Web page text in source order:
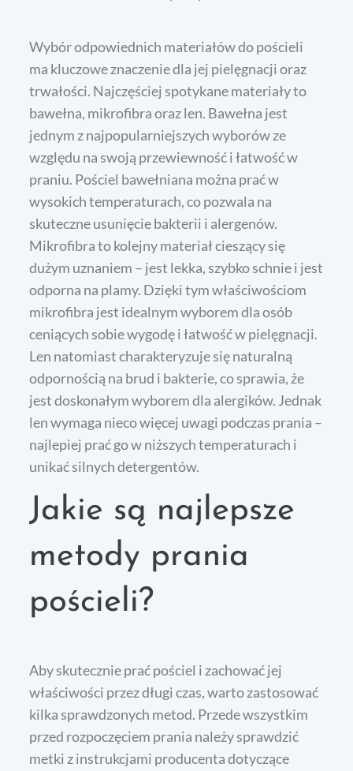
Wybór odpowiednich materiałów do pościeli
ma kluczowe znaczenie dla jej pielęgnacji oraz
trwałości. Najczęściej spotykane materiały to
bawełna, mikrofibra oraz len. Bawełna jest
jednym z najpopularniejszych wyborów ze
względu na swoją przewiewność i łatwość w
praniu. Pościel bawełniana można prać w
wysokich temperaturach, co pozwala na
skuteczne usunięcie bakterii i alergenów.
Mikrofibra to kolejny materiał cieszący się
dużym uznaniem – jest lekka, szybko schnie i jest
odporna na plamy. Dzięki tym właściwościom
mikrofibra jest idealnym wyborem dla osób
ceniących sobie wygodę i łatwość w pielęgnacji.
Len natomiast charakteryzuje się naturalną
odpornością na brud i bakterie, co sprawia, że
jest doskonałym wyborem dla alergików. Jednak
len wymaga nieco więcej uwagi podczas prania –
najlepiej prać go w niższych temperaturach i
unikać silnych detergentów.
Jakie są najlepsze
metody prania
pościeli?
Aby skutecznie prać pościel i zachować jej
właściwości przez długi czas, warto zastosować
kilka sprawdzonych metod. Przede wszystkim
przed rozpoczęciem prania należy sprawdzić
metki z instrukcjami producenta dotyczące